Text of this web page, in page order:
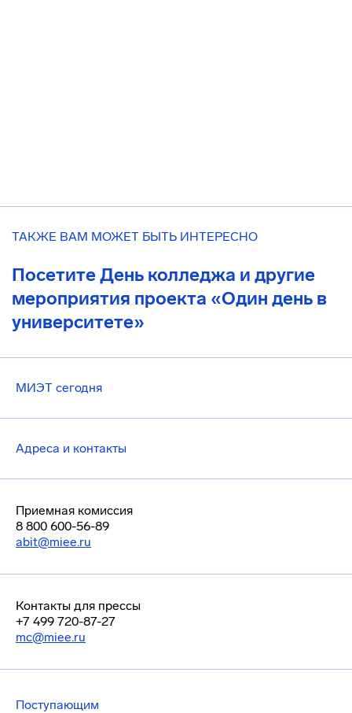
ТАКЖЕ ВАМ МОЖЕТ БЫТЬ ИНТЕРЕСНО
Посетите День колледжа и другие
мероприятия проекта «Один день в
университете»
МИЭТ сегодня
Адреса и контакты
Приемная комиссия
8 800 600-56-89
abit@miee.ru
Контакты для прессы
+7 499 720-87-27
mc@miee.ru
Поступающим